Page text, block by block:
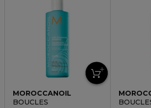
MOROCCANOIL
BOUCLES